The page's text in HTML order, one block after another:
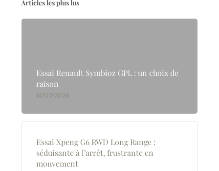
Articles les plus lus
Essai Renault Symbioz GPL : un choix de
raison
14/07/2026
Essai Xpeng G6 RWD Long Range :
séduisante à l’arrêt, frustrante en
mouvement